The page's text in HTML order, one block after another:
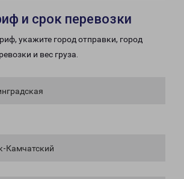
и срок перевозки
укажите город отправки, город
и вес груза.
Камчатский